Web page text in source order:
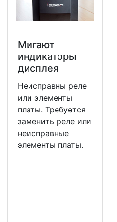
Мигают
индикаторы
дисплея
Неисправны реле
или элементы
платы. Требуется
заменить реле или
неисправные
элементы платы.